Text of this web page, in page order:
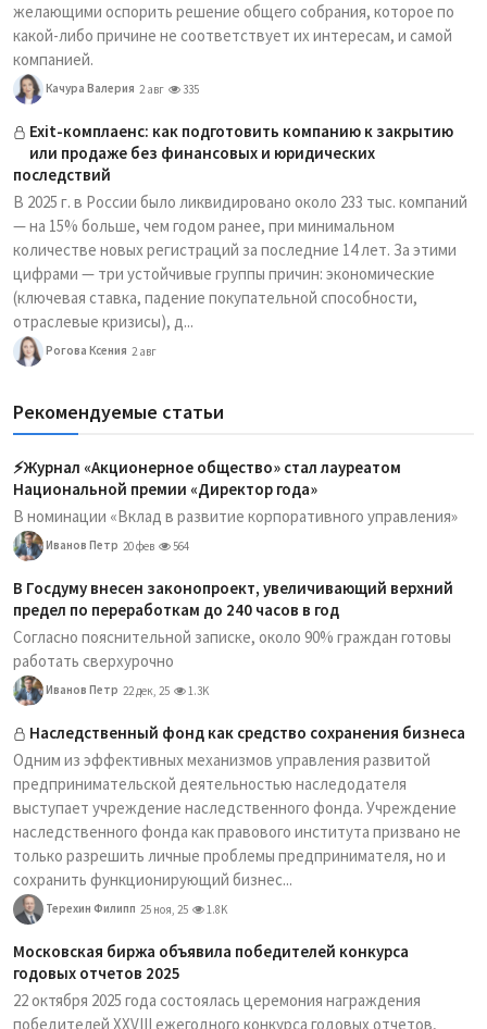
желающими оспорить решение общего собрания, которое по
какой-либо причине не соответствует их интересам, и самой
компанией.
Качура Валерия 2 авг 335
Exit-комплаенс: как подготовить компанию к закрытию
или продаже без финансовых и юридических
последствий
В 2025 г. в России было ликвидировано около 233 тыс. компаний
— на 15% больше, чем годом ранее, при минимальном
количестве новых регистраций за последние 14 лет. За этими
цифрами — три устойчивые группы причин: экономические
(ключевая ставка, падение покупательной способности,
отраслевые кризисы), д...
Рогова Ксения 2 авг
Рекомендуемые статьи
⚡️Журнал «Акционерное общество» стал лауреатом
Национальной премии «Директор года»
В номинации «Вклад в развитие корпоративного управления»
Иванов Петр 20 фев 564
В Госдуму внесен законопроект, увеличивающий верхний
предел по переработкам до 240 часов в год
Согласно пояснительной записке, около 90% граждан готовы
работать сверхурочно
Иванов Петр 22 дек, 25 1.3K
Наследственный фонд как средство сохранения бизнеса
Одним из эффективных механизмов управления развитой
предпринимательской деятельностью наследодателя
выступает учреждение наследственного фонда. Учреждение
наследственного фонда как правового института призвано не
только разрешить личные проблемы предпринимателя, но и
сохранить функционирующий бизнес...
Терехин Филипп 25 ноя, 25 1.8K
Московская биржа объявила победителей конкурса
годовых отчетов 2025
22 октября 2025 года состоялась церемония награждения
победителей XXVIII ежегодного конкурса годовых отчетов,